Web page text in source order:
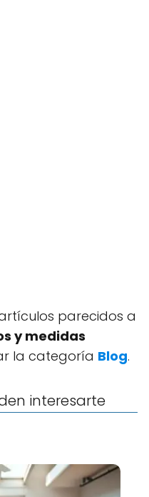
parecidos a
y medidas
la categoría Blog.
interesarte